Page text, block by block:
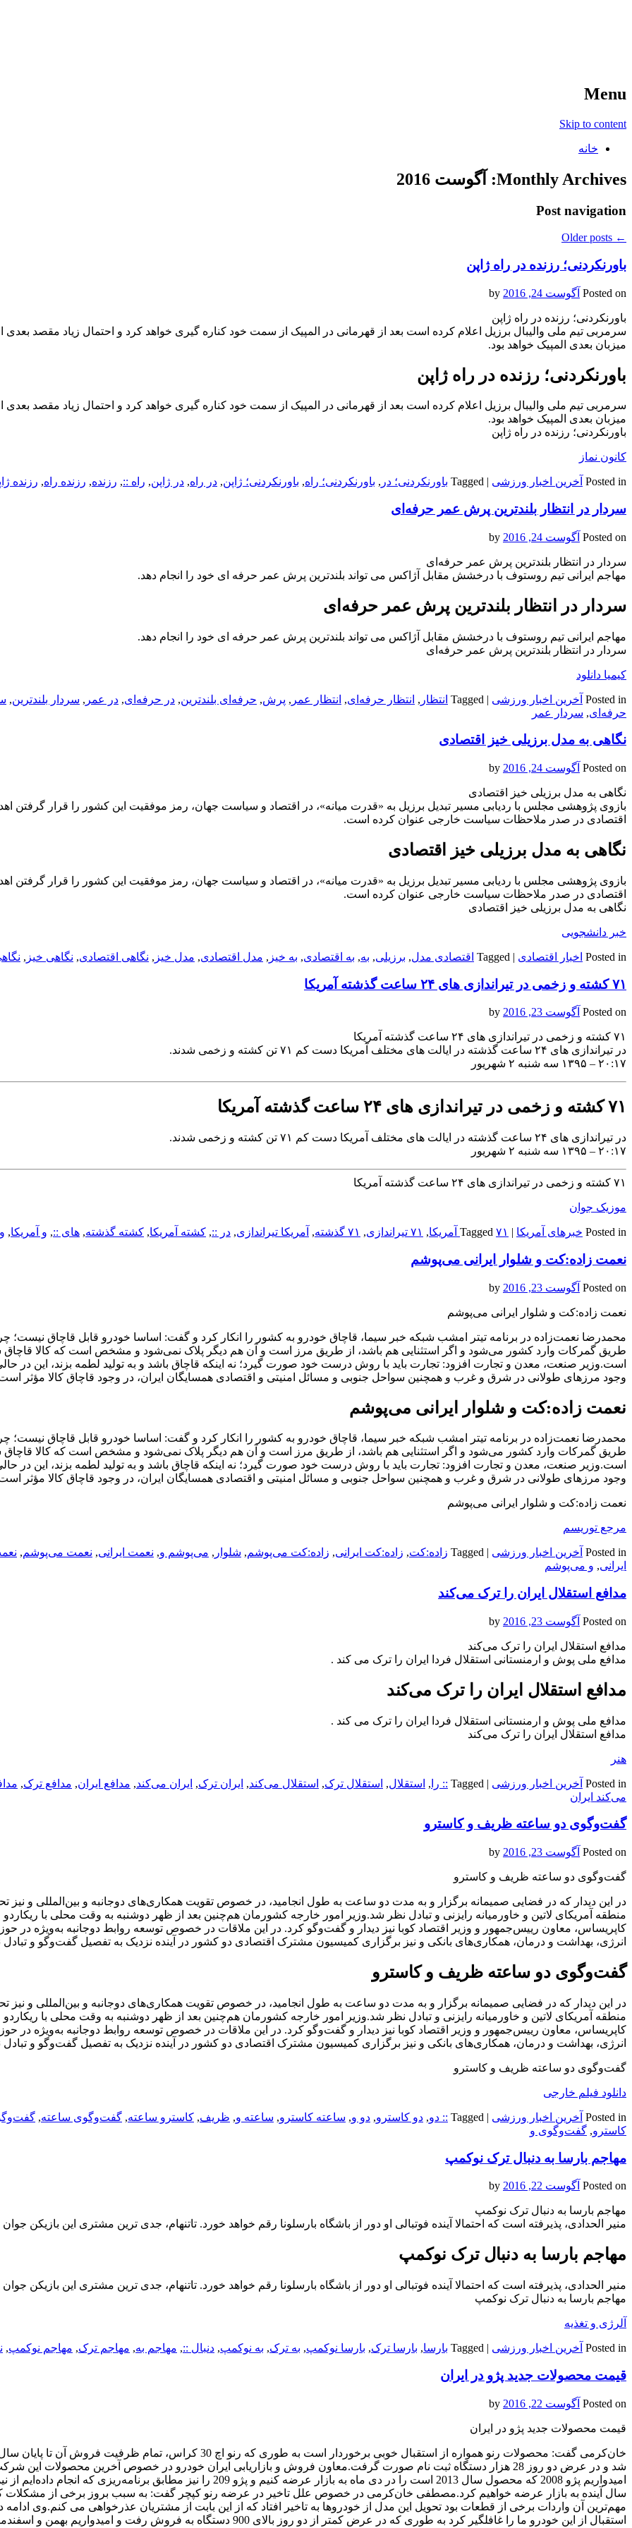
Menu
Skip to content
خانه
Monthly Archives: آگوست 2016
Post navigation
←
باورنکردنی؛ رزنده در راه ژاپن
Posted on آگوست 24, 2016
باورنکردنی؛ رزنده در راه ژاپن
سرمربی تیم ملی والیبال برزیل اعلام کرده است بعد از قهرمانی در المپیک از سمت خود کناره گیری خواهد کرد و احتمال زیاد مقصد بعدی
میزبان بعدی المپیک خواهد بود.
باورنکردنی؛ رزنده در راه ژاپن
سرمربی تیم ملی والیبال برزیل اعلام کرده است بعد از قهرمانی در المپیک از سمت خود کناره گیری خواهد کرد و احتمال زیاد مقصد بعدی
میزبان بعدی المپیک خواهد بود.
باورنکردنی؛ رزنده در راه ژاپن
کانون نماز
Posted in آخرین اخبار ورزشی Tagged باورنکردنی؛ در , باورنکردنی؛ راه, باورنکردنی؛ ژاپن, در راه, در ژاپن, راه ::, رزنده, رزنده راه, رزنده
سردار در انتظار بلندترین پرش عمر حرفه‌ای
Posted on آگوست 24, 2016
سردار در انتظار بلندترین پرش عمر حرفه‌ای
مهاجم ایرانی تیم روستوف با درخشش مقابل آژاکس می تواند بلندترین پرش عمر حرفه ای خود را انجام دهد.
سردار در انتظار بلندترین پرش عمر حرفه‌ای
مهاجم ایرانی تیم روستوف با درخشش مقابل آژاکس می تواند بلندترین پرش عمر حرفه ای خود را انجام دهد.
سردار در انتظار بلندترین پرش عمر حرفه‌ای
کیمیا دانلود
Posted in آخرین اخبار ورزشی |
Tagged انتظار , انتظار حرفه‌ای, انتظار عمر , پرش, حرفه‌ای بلندترین, در حرفه‌ای, در عمر , سردار بلندترین,
حرفه‌ای, سردار عمر
نگاهی به مدل برزیلی خیز اقتصادی
Posted on آگوست 24, 2016
نگاهی به مدل برزیلی خیز اقتصادی
بازوی پژوهشی مجلس با ردیابی مسیر تبدیل برزیل به «قدرت میانه»، در اقتصاد و سیاست جهان، رمز موفقیت این کشور را قرار گرفتن
اقتصادی در صدر ملاحظات سیاست خارجی عنوان کرده است.
نگاهی به مدل برزیلی خیز اقتصادی
بازوی پژوهشی مجلس با ردیابی مسیر تبدیل برزیل به «قدرت میانه»، در اقتصاد و سیاست جهان، رمز موفقیت این کشور را قرار گرفتن
اقتصادی در صدر ملاحظات سیاست خارجی عنوان کرده است.
نگاهی به مدل برزیلی خیز اقتصادی
خبر دانشجویی
Posted in اخبار اقتصادی |
Tagged اقتصادی مدل, برزیلی, به, به اقتصادی, به خیز , مدل اقتصادی, مدل خیز , نگاهی اقتصادی, نگاهی خیز ,
۷۱ کشته و زخمی در تیراندازی های ۲۴ ساعت گذشته آمریکا
Posted on آگوست 23, 2016
۷۱ کشته و زخمی در تیراندازی های ۲۴ ساعت گذشته آمریکا
در تیراندازی های ۲۴ ساعت گذشته در ایالت های مختلف آمریکا دست کم ۷۱ تن کشته و زخمی شدند.
۲۰:۱۷ – ۱۳۹۵ سه شنبه ۲ شهریور
۷۱ کشته و زخمی در تیراندازی های ۲۴ ساعت گذشته آمریکا
در تیراندازی های ۲۴ ساعت گذشته در ایالت های مختلف آمریکا دست کم ۷۱ تن کشته و زخمی شدند.
۲۰:۱۷ – ۱۳۹۵ سه شنبه ۲ شهریور
۷۱ کشته و زخمی در تیراندازی های ۲۴ ساعت گذشته آمریکا
موزیک جوان
Posted in خبرهای آمریکا |
Tagged ۷۱ آمریکا , ۷۱ تیراندازی , ۷۱ گذشته , آمریکا تیراندازی, در ::, کشته آمریکا, کشته گذشته, های ::, و آمریکا,
نعمت زاده:کت و شلوار ایرانی می‌پوشم
Posted on آگوست 23, 2016
نعمت زاده:کت و شلوار ایرانی می‌پوشم
محمدرضا نعمت‌زاده در برنامه تیتر امشب شبکه خبر سیما، قاچاق خودرو به کشور را انکار کرد و گفت: اساسا خودرو قابل قاچاق نیست؛
طریق گمرکات وارد کشور می‌شود و اگر استثنایی هم باشد، از طریق مرز است و آن هم دیگر پلاک نمی‌شود و مشخص است که کالا قاچاق
است.وزیر صنعت، معدن و تجارت افزود: تجارت باید با روش درست خود صورت گیرد؛ نه اینکه قاچاق باشد و به تولید لطمه بزند، این در
وجود مرزهای طولانی در شرق و غرب و همچنین سواحل جنوبی و مسائل امنیتی و اقتصادی همسایگان ایران، در وجود قاچاق کالا مؤثر
نعمت زاده:کت و شلوار ایرانی می‌پوشم
محمدرضا نعمت‌زاده در برنامه تیتر امشب شبکه خبر سیما، قاچاق خودرو به کشور را انکار کرد و گفت: اساسا خودرو قابل قاچاق نیست؛
طریق گمرکات وارد کشور می‌شود و اگر استثنایی هم باشد، از طریق مرز است و آن هم دیگر پلاک نمی‌شود و مشخص است که کالا قاچاق
است.وزیر صنعت، معدن و تجارت افزود: تجارت باید با روش درست خود صورت گیرد؛ نه اینکه قاچاق باشد و به تولید لطمه بزند، این در
وجود مرزهای طولانی در شرق و غرب و همچنین سواحل جنوبی و مسائل امنیتی و اقتصادی همسایگان ایران، در وجود قاچاق کالا مؤثر
نعمت زاده:کت و شلوار ایرانی می‌پوشم
مرجع توریسم
Posted in آخرین اخبار ورزشی Tagged زاده:کت, زاده:کت ایرانی, زاده:کت می‌پوشم, شلوار , می‌پوشم و, نعمت ایرانی, نعمت می‌پوشم,
ایرانی, و می‌پوشم
مدافع استقلال ایران را ترک می‌کند
Posted on آگوست 23, 2016
مدافع استقلال ایران را ترک می‌کند
مدافع ملی پوش و ارمنستانی استقلال فردا ایران را ترک می کند .
مدافع استقلال ایران را ترک می‌کند
مدافع ملی پوش و ارمنستانی استقلال فردا ایران را ترک می کند .
مدافع استقلال ایران را ترک می‌کند
هنر
Posted in آخرین اخبار ورزشی |
Tagged :: را , استقلال, استقلال ترک, استقلال می‌کند, ایران ترک, ایران می‌کند, مدافع ایران, مدافع ترک,
می‌کند ایران
گفت‌وگوی دو ساعته ظریف و کاسترو
Posted on آگوست 23, 2016
گفت‌وگوی دو ساعته ظریف و کاسترو
در این دیدار که در فضایی صمیمانه برگزار و به مدت دو ساعت به طول انجامید، در خصوص تقویت همکاری‌های دوجانبه و بین‌المللی و نیز
منطقه آمریکای لاتین و خاورمیانه رایزنی و تبادل نظر شد.وزیر امور خارجه کشورمان هم‌چنین بعد از ظهر دوشنبه به وقت محلی با ریکاردو
کاپریساس، معاون رییس‌جمهور و وزیر اقتصاد کوبا نیز دیدار و گفت‌وگو کرد. در این ملاقات در خصوص توسعه روابط دوجانبه به‌ویژه در
انرژی، بهداشت و درمان، همکاری‌های بانکی و نیز برگزاری کمیسیون مشترک اقتصادی دو کشور در آینده نزدیک به تفصیل گفت‌وگو و
گفت‌وگوی دو ساعته ظریف و کاسترو
در این دیدار که در فضایی صمیمانه برگزار و به مدت دو ساعت به طول انجامید، در خصوص تقویت همکاری‌های دوجانبه و بین‌المللی و نیز
منطقه آمریکای لاتین و خاورمیانه رایزنی و تبادل نظر شد.وزیر امور خارجه کشورمان هم‌چنین بعد از ظهر دوشنبه به وقت محلی با ریکاردو
کاپریساس، معاون رییس‌جمهور و وزیر اقتصاد کوبا نیز دیدار و گفت‌وگو کرد. در این ملاقات در خصوص توسعه روابط دوجانبه به‌ویژه در
انرژی، بهداشت و درمان، همکاری‌های بانکی و نیز برگزاری کمیسیون مشترک اقتصادی دو کشور در آینده نزدیک به تفصیل گفت‌وگو و
گفت‌وگوی دو ساعته ظریف و کاسترو
دانلود فیلم خارجی
Posted in آخرین اخبار ورزشی |
Tagged :: دو, دو کاسترو, دو و, ساعته کاسترو, ساعته و, ظریف, کاسترو ساعته, گفت‌وگوی ساعته,
کاسترو, گفت‌وگوی و
مهاجم بارسا به دنبال ترک نوکمپ
Posted on آگوست 22, 2016
مهاجم بارسا به دنبال ترک نوکمپ
منیر الحدادی، پذیرفته است که احتمالا آینده فوتبالی او دور از باشگاه بارسلونا رقم خواهد خورد. تاتنهام، جدی ترین مشتری این بازیکن
مهاجم بارسا به دنبال ترک نوکمپ
منیر الحدادی، پذیرفته است که احتمالا آینده فوتبالی او دور از باشگاه بارسلونا رقم خواهد خورد. تاتنهام، جدی ترین مشتری این بازیکن
مهاجم بارسا به دنبال ترک نوکمپ
آلرژی و تغذیه
Posted in آخرین اخبار ورزشی |
Tagged بارسا, بارسا ترک, بارسا نوکمپ, به ترک, به نوکمپ, دنبال ::, مهاجم به, مهاجم ترک, مهاجم نوکمپ,
قیمت محصولات جدید پژو در ایران
Posted on آگوست 22, 2016
قیمت محصولات جدید پژو در ایران
شد و در عرض دو روز 28 هزار دستگاه ثبت نام صورت گرفت.معاون فروش و بازاریابی ایران خودرو در خصوص آخرین محصولات این
امیدواریم پژو 2008 که محصول سال 2013 است را در دی‌ ماه به بازار عرضه کنیم و پژو 209 را نیز مطابق برنامه‌ریزی که انجام
سال آینده به بازار عرضه خواهیم کرد.مصطفی خان‌کرمی در خصوص علل تاخیر در عرضه رنو کپچر گفت: به سبب بروز برخی از مشکلات
مهم‌ترین آن واردات برخی از قطعات بود تحویل این مدل از خودروها به تاخیر افتاد که از این بابت از مشتریان عذرخواهی می کنم.وی ادامه
استقبال از این خودرو ما را غافلگیر کرد به طوری که در عرض کمتر از دو روز بالای 900 دستگاه به فروش رفت و امیدواریم بهمن